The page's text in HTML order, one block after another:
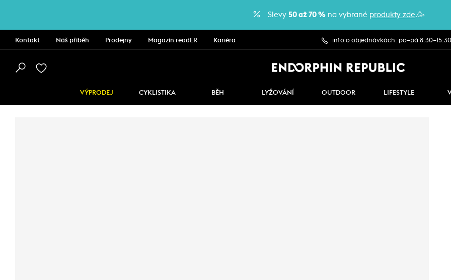
Slevy 50 až 70 % na vybrané produkty zde.🥳
Kontakt Náš příběh Prodejny Magazín readER Kariéra info o objednávkách: po–pá 8:30–15:30
VÝPRODEJ CYKLISTIKA BĚH LYŽOVÁNÍ OUTDOOR LIFESTYLE